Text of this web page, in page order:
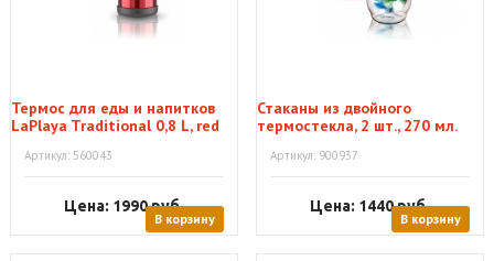
Термос для еды и напитков
LaPlaya Traditional 0,8 L, red
Артикул: 560043
Цена: 1990руб.
В корзину
Стаканы из двойного
термостекла, 2 шт., 270 мл.
Артикул: 900937
Цена: 1440руб.
В корзину